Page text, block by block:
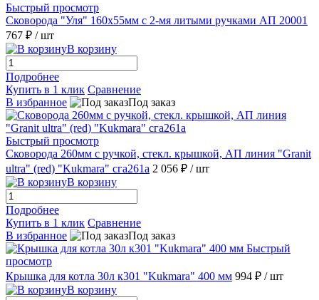
Быстрый просмотр
Сковорода "Уля" 160х55мм с 2-мя литыми ручками АП 20001
767 ₽ / шт
В корзину
Подробнее
Купить в 1 клик Сравнение
В избранное
Под заказ
Быстрый просмотр
Сковорода 260мм с ручкой, стекл. крышкой, АП линия "Granit
ultra" (red) "Kukmara" сга261а 2 056 ₽ / шт
В корзину
Подробнее
Купить в 1 клик Сравнение
В избранное
Под заказ
Быстрый
просмотр
Крышка для котла 30л к301 "Kukmara" 400 мм 994 ₽ / шт
В корзину